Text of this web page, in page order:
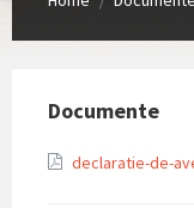
Documente
declaratie-de-